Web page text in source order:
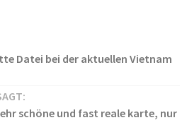
Datei bei der aktuellen Vietnam
schöne und fast reale karte, nur